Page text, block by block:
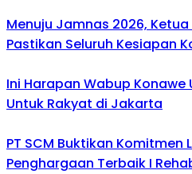
Menuju Jamnas 2026,
Pastikan Seluruh Kesiapan
Ini Harapan Wabup Konawe
Untuk Rakyat di Jakarta
PT SCM Buktikan Komitmen
Penghargaan Terbaik I